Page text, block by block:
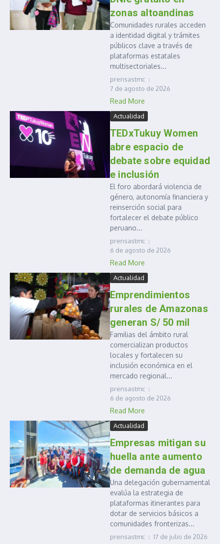
zonas altoandinas
Comunidades rurales acceden
a identidad digital y trámites
públicos clave a través de
plataformas estatales
multisectoriales...
prensastmc
7 de agosto de 2026
Read More
Actualidad
TEDxTukuy Women
abre espacio de
debate sobre equidad
e inclusión
El foro abordará violencia de
género, autonomía financiera y
reinserción social para
fortalecer el debate público
peruano...
prensastmc
6 de agosto de 2026
Read More
Actualidad
Emprendimientos
rurales de Amazonas
generan S/ 50 mil
Familias del ámbito rural
comercializan productos
locales y fortalecen su
inclusión económica en el
mercado regional...
prensastmc
6 de agosto de 2026
Read More
Actualidad
Empresas mitigan su
huella ante aumento
de demanda de agua
Una delegación gubernamental
evalúa la estrategia de
plataformas itinerantes para
dotar de servicios básicos a
comunidades fronterizas...
prensastmc 17 de julio de 2026